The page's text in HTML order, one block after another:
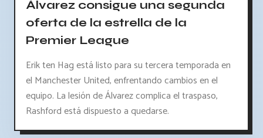
Álvarez consigue una segunda
oferta de la estrella de la
Premier League
Erik ten Hag está listo para su tercera temporada en
el Manchester United, enfrentando cambios en el
equipo. La lesión de Álvarez complica el traspaso,
Rashford está dispuesto a quedarse.